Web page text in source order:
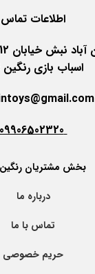
اطلاعات تماس
اسباب بازی رنگین
09906502320
بخش مشتریان رنگین
درباره ما
تماس با ما
حریم خصوصی